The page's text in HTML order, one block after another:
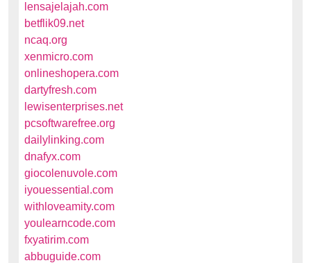
lensajelajah.com
betflik09.net
ncaq.org
xenmicro.com
onlineshopera.com
dartyfresh.com
lewisenterprises.net
pcsoftwarefree.org
dailylinking.com
dnafyx.com
giocolenuvole.com
iyouessential.com
withloveamity.com
youlearncode.com
fxyatirim.com
abbuguide.com